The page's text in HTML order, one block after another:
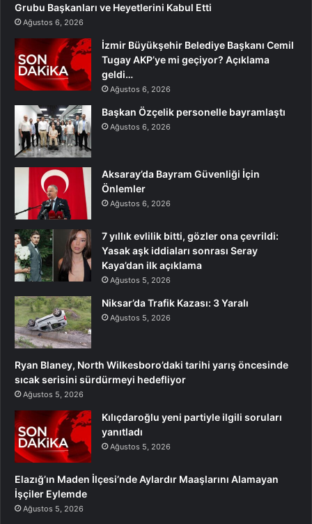
Grubu Başkanları ve Heyetlerini Kabul Etti
Ağustos 6, 2026
İzmir Büyükşehir Belediye Başkanı Cemil
Tugay AKP’ye mi geçiyor? Açıklama
geldi…
Ağustos 6, 2026
Başkan Özçelik personelle bayramlaştı
Ağustos 6, 2026
Aksaray’da Bayram Güvenliği İçin
Önlemler
Ağustos 6, 2026
7 yıllık evlilik bitti, gözler ona çevrildi:
Yasak aşk iddiaları sonrası Seray
Kaya’dan ilk açıklama
Ağustos 5, 2026
Niksar’da Trafik Kazası: 3 Yaralı
Ağustos 5, 2026
Ryan Blaney, North Wilkesboro’daki tarihi yarış öncesinde
sıcak serisini sürdürmeyi hedefliyor
Ağustos 5, 2026
Kılıçdaroğlu yeni partiyle ilgili soruları
yanıtladı
Ağustos 5, 2026
Elazığ’ın Maden İlçesi’nde Aylardır Maaşlarını Alamayan
İşçiler Eylemde
Ağustos 5, 2026